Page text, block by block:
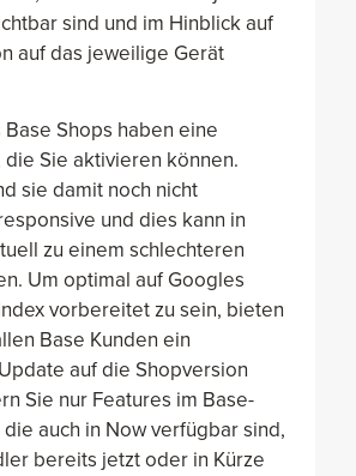
sind und im Hinblick auf
auf das jeweilige Gerät
Shops haben eine
die Sie aktivieren können.
sie damit noch nicht
und dies kann in
zu einem schlechteren
Um optimal auf Googles
vorbereitet zu sein, bieten
Base Kunden ein
auf die Shopversion
Sie nur Features im Base-
die auch in Now verfügbar sind,
bereits jetzt oder in Kürze